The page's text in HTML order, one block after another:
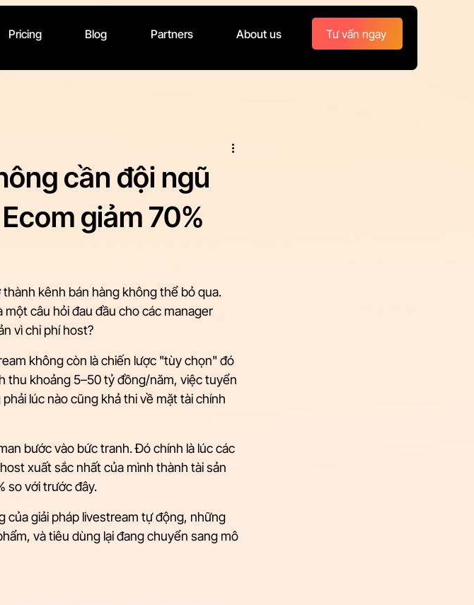
Pricing Blog Partners About us Tư vấn ngay
cần đội ngũ
giảm 70%
kênh bán hàng không thể bỏ qua.
câu hỏi đau đầu cho các manager
vì chi phí host?
không còn là chiến lược "tùy chọn" đó
thu khoảng 5–50 tỷ đồng/năm, việc tuyển
lúc nào cũng khả thi về mặt tài chính
bước vào bức tranh. Đó chính là lúc các
xuất sắc nhất của mình thành tài sản
so với trước đây.
của giải pháp livestream tự động, những
và tiêu dùng lại đang chuyển sang mô